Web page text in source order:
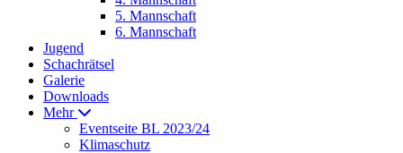
5. Mannschaft
6. Mannschaft
Jugend
Schachrätsel
Galerie
Downloads
Mehr
Eventseite BL 2023/24
Klimaschutz